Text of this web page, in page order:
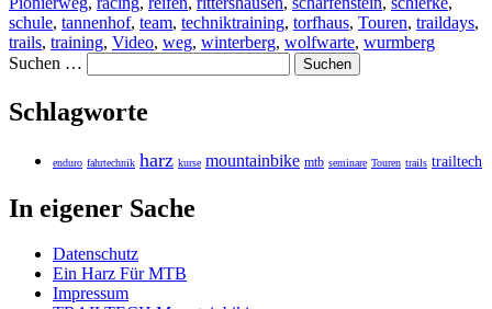
schule, tannenhof, team, techniktraining, torfhaus, Touren, traildays,
trails, training, Video, weg, winterberg, wolfwarte, wurmberg
Suchen …
Schlagworte
enduro fahrtechnik harz kurse mountainbike mtb seminare Touren trails trailtech
In eigener Sache
Datenschutz
Ein Harz Für MTB
Impressum